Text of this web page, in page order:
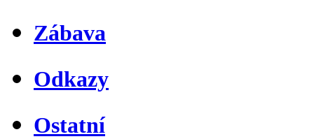
Zábava
Odkazy
Ostatní